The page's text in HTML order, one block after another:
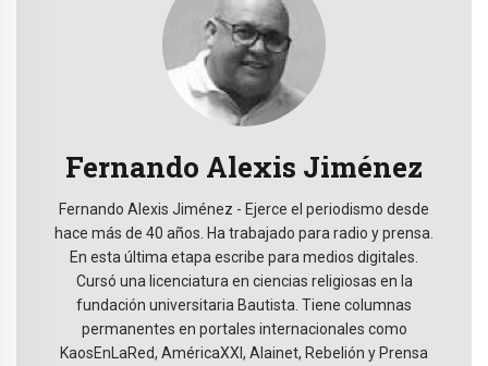
Fernando Alexis Jiménez
Fernando Alexis Jiménez - Ejerce el periodismo desde
hace más de 40 años. Ha trabajado para radio y prensa.
En esta última etapa escribe para medios digitales.
Cursó una licenciatura en ciencias religiosas en la
fundación universitaria Bautista. Tiene columnas
permanentes en portales internacionales como
KaosEnLaRed, AméricaXXI, Alainet, Rebelión y Prensa